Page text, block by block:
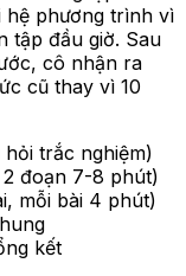
hệ phương trình vì
tập đầu giờ. Sau
cô nhận ra
cũ thay vì 10
trắc nghiệm)
2 đoạn 7-8 phút)
mỗi bài 4 phút)
kết